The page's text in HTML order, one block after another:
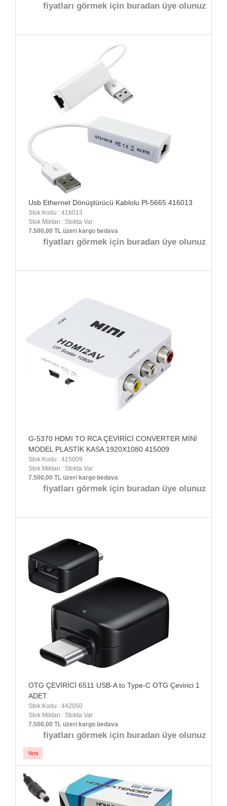
fiyatları görmek için buradan üye olunuz
Usb Ethernet Dönüştürücü Kablolu Pl-5665 416013
Stok Kodu : 416013
Stok Miktarı : Stokta Var
7.500,00 TL üzeri kargo bedava
fiyatları görmek için buradan üye olunuz
G-5370 HDMI TO RCA ÇEVİRİCİ CONVERTER MİNİ
MODEL PLASTİK KASA 1920X1080 415009
Stok Kodu : 415009
Stok Miktarı : Stokta Var
7.500,00 TL üzeri kargo bedava
fiyatları görmek için buradan üye olunuz
OTG ÇEVİRİCİ 6511 USB-A to Type-C OTG Çevirici 1
ADET
Stok Kodu : 442050
Stok Miktarı : Stokta Var
7.500,00 TL üzeri kargo bedava
fiyatları görmek için buradan üye olunuz
Yeni